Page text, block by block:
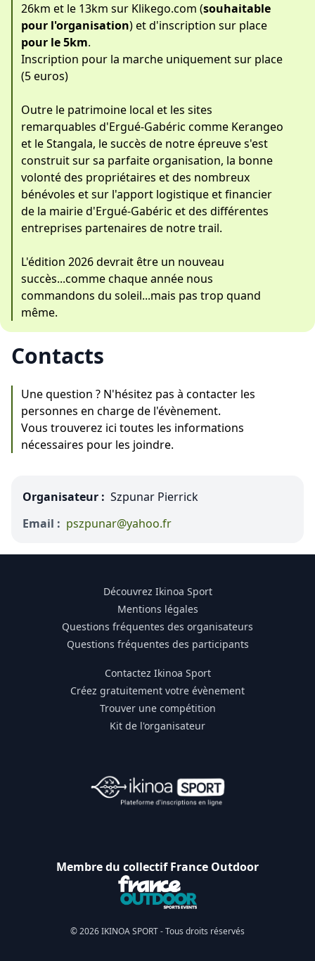
26km et le 13km sur Klikego.com (souhaitable
pour l'organisation) et d'inscription sur place
pour le 5km.
Inscription pour la marche uniquement sur place
(5 euros)
Outre le patrimoine local et les sites
remarquables d'Ergué-Gabéric comme Kerangeo
et le Stangala, le succès de notre épreuve s'est
construit sur sa parfaite organisation, la bonne
volonté des propriétaires et des nombreux
bénévoles et sur l'apport logistique et financier
de la mairie d'Ergué-Gabéric et des différentes
entreprises partenaires de notre trail.
L'édition 2026 devrait être un nouveau
succès...comme chaque année nous
commandons du soleil...mais pas trop quand
même.
Contacts
Une question ? N'hésitez pas à contacter les
personnes en charge de l'évènement.
Vous trouverez ici toutes les informations
nécessaires pour les joindre.
Organisateur : Szpunar Pierrick
Email : pszpunar@yahoo.fr
Découvrez Ikinoa Sport
Mentions légales
Questions fréquentes des organisateurs
Questions fréquentes des participants
Contactez Ikinoa Sport
Créez gratuitement votre évènement
Trouver une compétition
Kit de l'organisateur
Membre du collectif France Outdoor
© 2026 IKINOA SPORT - Tous droits réservés